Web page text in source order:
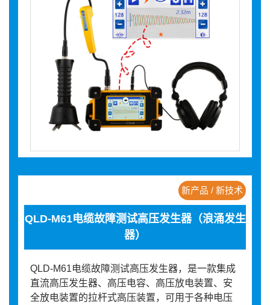
新产品 / 新技术
QLD-M61电缆故障测试高压发生器（浪涌发生
器）
QLD-M61电缆故障测试高压发生器，是一款集成
直流高压发生器、高压电容、高压放电装置、安
全放电装置的拉杆式高压装置，可用于各种电压